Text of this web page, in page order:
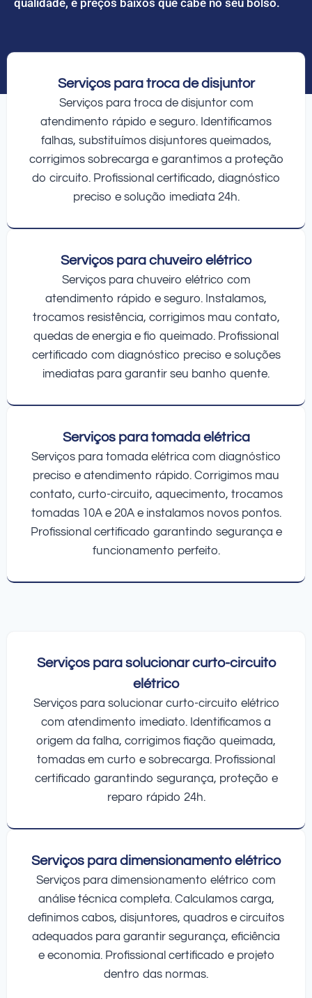
Serviços para troca de disjuntor
Serviços para troca de disjuntor com
atendimento rápido e seguro. Identificamos
falhas, substituímos disjuntores queimados,
corrigimos sobrecarga e garantimos a proteção
do circuito. Profissional certificado, diagnóstico
preciso e solução imediata 24h.
Serviços para chuveiro elétrico
Serviços para chuveiro elétrico com
atendimento rápido e seguro. Instalamos,
trocamos resistência, corrigimos mau contato,
quedas de energia e fio queimado. Profissional
certificado com diagnóstico preciso e soluções
imediatas para garantir seu banho quente.
Serviços para tomada elétrica
Serviços para tomada elétrica com diagnóstico
preciso e atendimento rápido. Corrigimos mau
contato, curto-circuito, aquecimento, trocamos
tomadas 10A e 20A e instalamos novos pontos.
Profissional certificado garantindo segurança e
funcionamento perfeito.
Serviços para solucionar curto-circuito
elétrico
Serviços para solucionar curto-circuito elétrico
com atendimento imediato. Identificamos a
origem da falha, corrigimos fiação queimada,
tomadas em curto e sobrecarga. Profissional
certificado garantindo segurança, proteção e
reparo rápido 24h.
Serviços para dimensionamento elétrico
Serviços para dimensionamento elétrico com
análise técnica completa. Calculamos carga,
definimos cabos, disjuntores, quadros e circuitos
adequados para garantir segurança, eficiência
e economia. Profissional certificado e projeto
dentro das normas.